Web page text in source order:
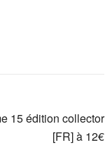
15 édition collector
[FR] à 12€